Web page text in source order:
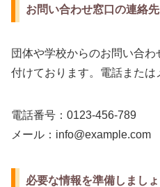
お問い合わせ窓口の連絡先
団体や学校からのお問い合
付けております。電話または
電話番号：0123-456-789
メール：info@example.com
必要な情報を準備しましょ